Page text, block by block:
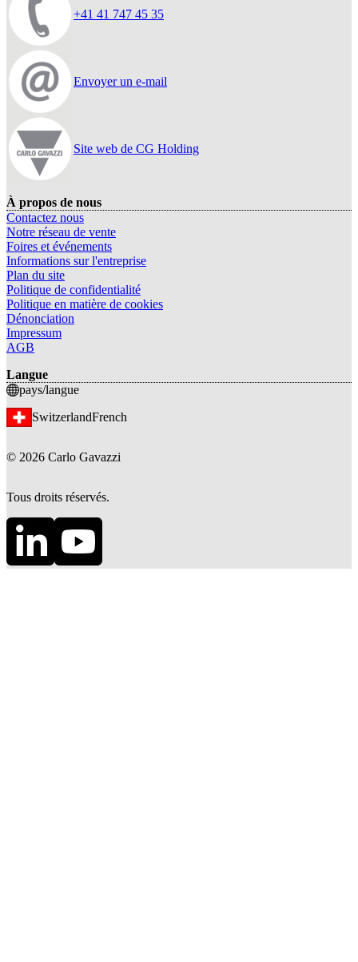
+41 41 747 45 35
Envoyer un e-mail
Site web de CG Holding
À propos de nous
Contactez nous
Notre réseau de vente
Foires et événements
Informations sur l'entreprise
Plan du site
Politique de confidentialité
Politique en matière de cookies
Dénonciation
Impressum
AGB
Langue
pays/langue
SwitzerlandFrench
© 2026 Carlo Gavazzi
Tous droits réservés.